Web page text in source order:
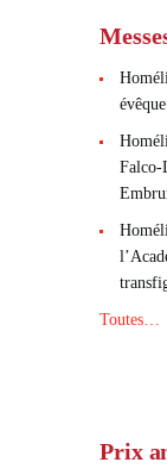
Toutes…
Prix